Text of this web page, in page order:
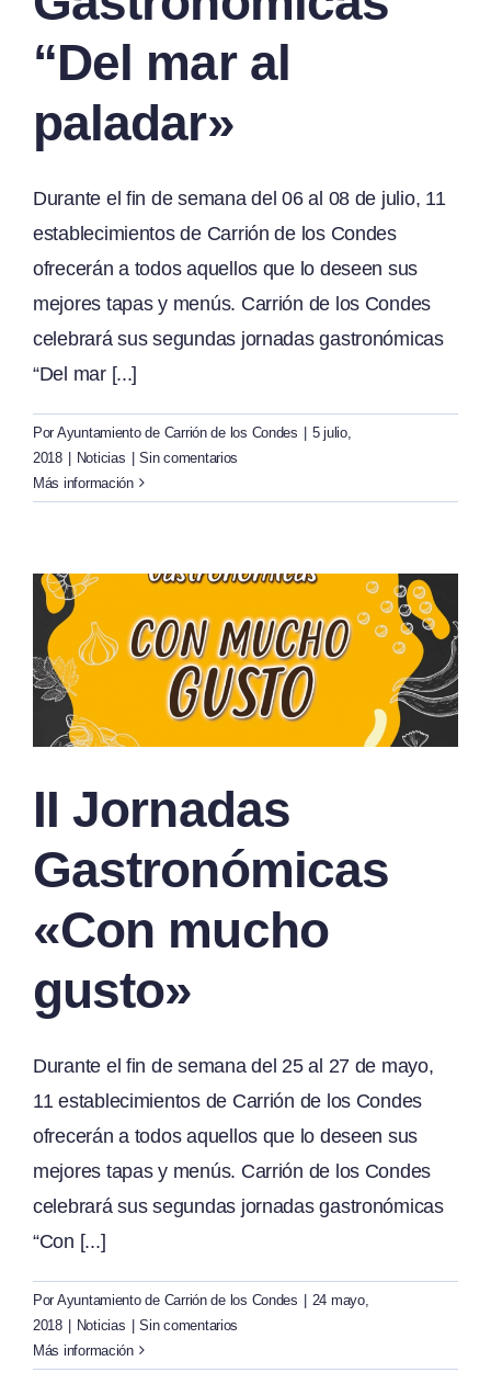
“Del mar al
paladar»
Durante el fin de semana del 06 al 08 de julio, 11
establecimientos de Carrión de los Condes
ofrecerán a todos aquellos que lo deseen sus
mejores tapas y menús. Carrión de los Condes
celebrará sus segundas jornadas gastronómicas
“Del mar [...]
Por Ayuntamiento de Carrión de los Condes
5 julio,
2018
Noticias
Sin comentarios
Más información
II Jornadas
Gastronómicas
«Con mucho
gusto»
Durante el fin de semana del 25 al 27 de mayo,
11 establecimientos de Carrión de los Condes
ofrecerán a todos aquellos que lo deseen sus
mejores tapas y menús. Carrión de los Condes
celebrará sus segundas jornadas gastronómicas
“Con [...]
Por Ayuntamiento de Carrión de los Condes | 24 mayo,
2018 | Noticias | Sin comentarios
Más información